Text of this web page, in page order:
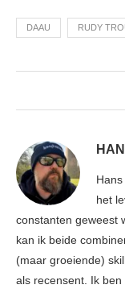
DAAU RUDY
het
constanten geweest
kan ik beide
(maar groeiende)
als recensent. Ik